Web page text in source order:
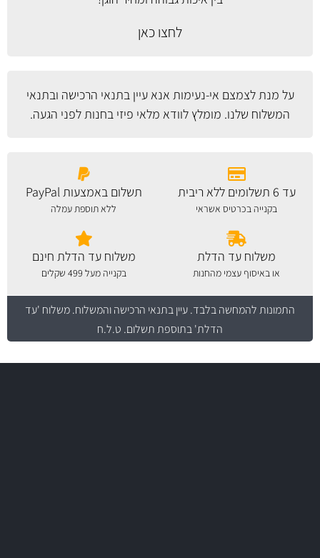
לחצו כאן
על מנת לצמצם אי-נעימות אנא עייןבתנאי הרכישה ובתנאי
המשלוח שלנו. מומלץ לוודא מלאי פיזי בחנות לפני הגעה.
עד 6 תשלומים ללא ריבית
בקנייה בכרטיס אשראי
תשלום באמצעות PayPal
ללא תוספת עמלה
משלוח עד הדלת
או באיסוף עצמי מהחנות
משלוח עד הדלת חינם
בקנייה מעל 499 שקלים
התמונות להמחשה בלבד.עיין בתנאי הרכישה והמשלוח. משלוח 'עד
הדלת' בתוספת תשלום. ט.ל.ח